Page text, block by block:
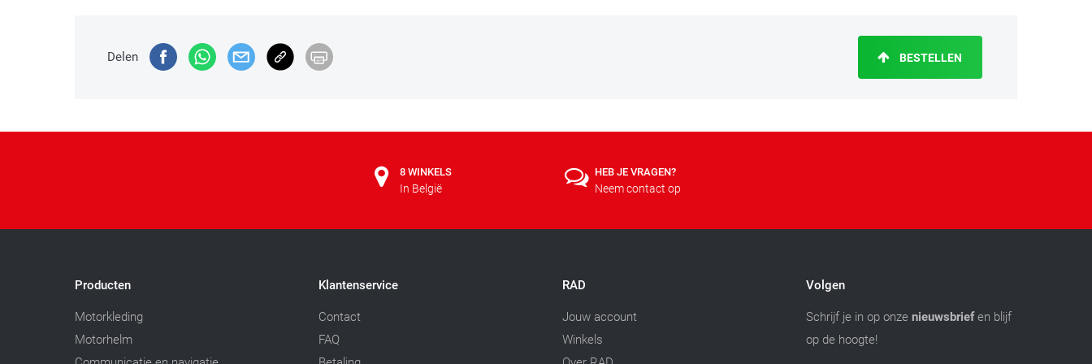
Delen BESTELLEN
8 WINKELS
In België
HEB JE VRAGEN?
Neem contact op
Producten
Motorkleding
Motorhelm
Klantenservice
Contact
FAQ
RAD
Jouw account
Winkels
Volgen
Schrijf je in op onze nieuwsbriefen blijf
op de hoogte!